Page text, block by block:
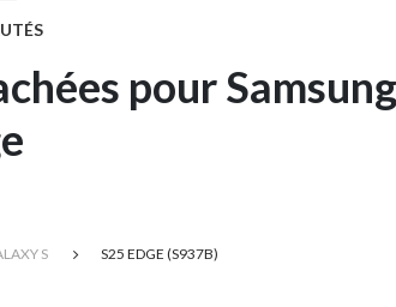
pour
S S25 EDGE (S937B)